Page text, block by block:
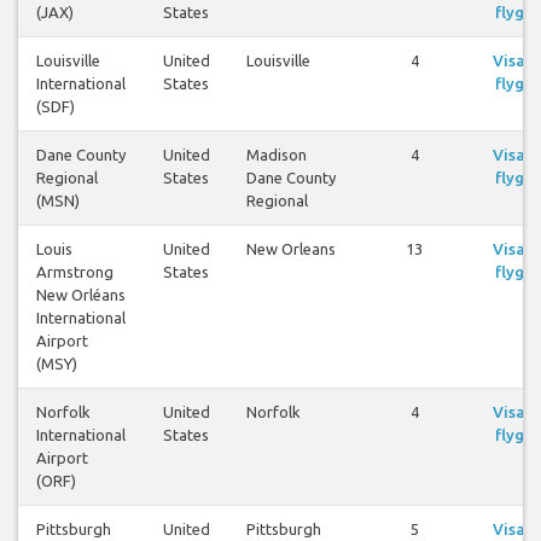
(JAX)
States
flyg
Louisville
International
(SDF)
United
States
Louisville 4
Visa
flyg
Dane County
Regional
(MSN)
United
States
Madison
Dane County
Regional
4
Visa
flyg
Louis
Armstrong
New Orléans
International
Airport
(MSY)
United
States
New Orleans 13
Visa
flyg
Norfolk
International
Airport
(ORF)
United
States
Norfolk 4
Visa
flyg
Pittsburgh
United
Pittsburgh 5
Visa